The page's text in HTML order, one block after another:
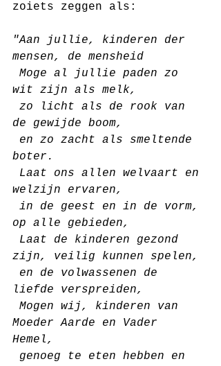
zoiets zeggen als:
"Aan jullie, kinderen der
mensen, de mensheid
wit zijn als melk,
de gewijde boom,
boter.
welzijn ervaren,
op alle gebieden,
zijn, veilig kunnen spelen,
liefde verspreiden,
Moeder Aarde en Vader
Hemel,